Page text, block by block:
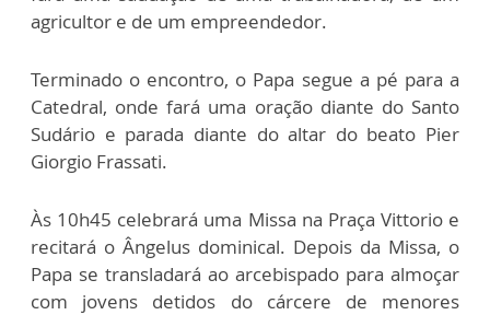
agricultor e de um empreendedor.
Terminado o encontro, o Papa segue a pé para a
Catedral, onde fará uma oração diante do Santo
Sudário e parada diante do altar do beato Pier
Giorgio Frassati.
Às 10h45 celebrará uma Missa na Praça Vittorio e
recitará o Ângelus dominical. Depois da Missa, o
Papa se transladará ao arcebispado para almoçar
com jovens detidos do cárcere de menores